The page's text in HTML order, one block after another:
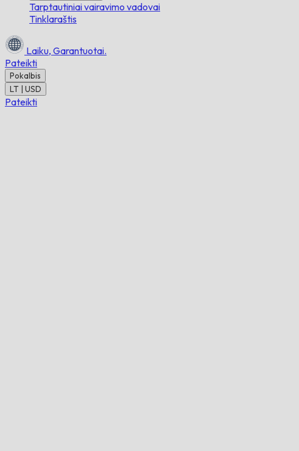
Tarptautiniai vairavimo vadovai
Tinklaraštis
Laiku, Garantuotai.
Pateikti
Pokalbis
LT | USD
Pateikti